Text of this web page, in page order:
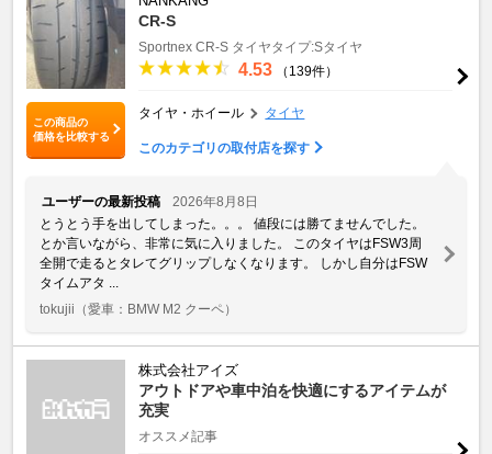
この商品の
価格を比較する
CR-S
Sportnex CR-S タイヤタイプ:Sタイヤ
4.53 （139件）
タイヤ・ホイール タイヤ
このカテゴリの取付店を探す
ユーザーの最新投稿
2026年8月8日
とうとう手を出してしまった。。。 値段には勝てませんでした。
とか言いながら、非常に気に入りました。 このタイヤはFSW3周
全開で走るとタレてグリップしなくなります。 しかし自分はFSW
タイムアタ ...
tokujii （愛車：BMW M2 クーペ）
株式会社アイズ
アウトドアや車中泊を快適にするアイテムが
充実
オススメ記事